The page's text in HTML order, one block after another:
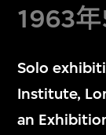
1963
Solo
Institute,
an